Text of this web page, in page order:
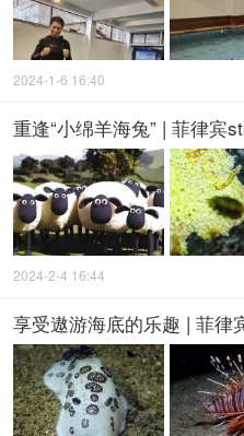
2024-1-6 16:40
重逢“小绵羊海兔” | 菲律宾
2024-2-4 16:44
享受遨游海底的乐趣 | 菲律